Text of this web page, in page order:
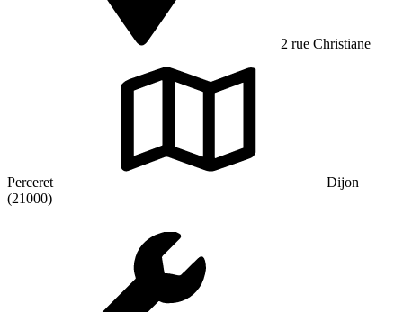
2 rue Christiane
Perceret
Dijon
(21000)